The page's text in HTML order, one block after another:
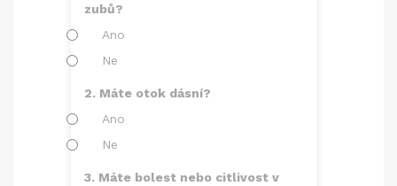
zubů?
Ano
Ne
2. Máte otok dásní?
Ano
Ne
3. Máte bolest nebo citlivost v